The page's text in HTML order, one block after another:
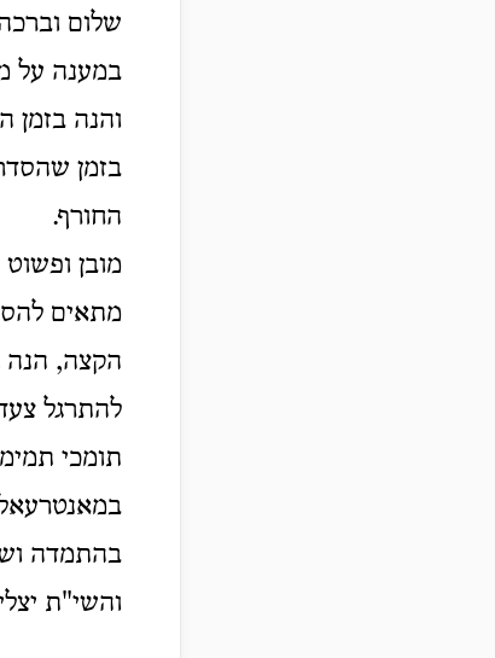
שלום
במענה על
והנה בזמן
בזמן
החורף.
מובן
מתאים
הקצה, הנה
להתרגל
תומכי
בהתמדה
והשי"ת